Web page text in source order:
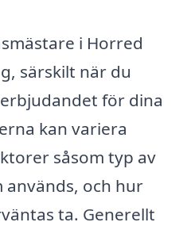
i Horred
särskilt när du
för dina
kan variera
såsom typ av
och hur
ta. Generellt